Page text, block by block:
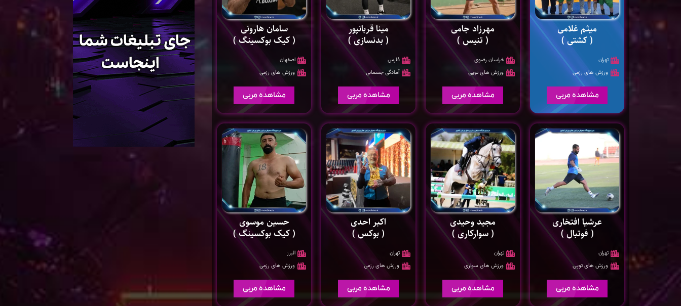
میثم غلامی
( کشتی )
تهران
ورزش های رزمی
مشاهده مربی
مهرزاد جامی
( تنیس )
خراسان رضوی
ورزش های توپی
مشاهده مربی
مینا قربانپور
( بدنسازی )
فارس
آمادگی جسمانی
مشاهده مربی
سامان هارونی
( کیک بوکسینگ )
اصفهان
ورزش های رزمی
مشاهده مربی
عرشیا افتخاری
( فوتبال )
تهران
ورزش های توپی
مشاهده مربی
مجید وحیدی
( سوارکاری )
تهران
ورزش های سواری
مشاهده مربی
اکبر احدی
( بوکس )
تهران
ورزش های رزمی
مشاهده مربی
حسین موسوی
( کیک بوکسینگ )
البرز
ورزش های رزمی
مشاهده مربی